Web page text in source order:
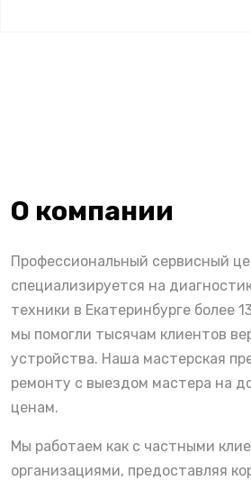
О компании
Профессиональный сервисный
специализируется на
техники в Екатеринбурге более
мы помогли тысячам клиентов
устройства. Наша мастерская
ремонту с выездом мастера на
ценам.
Мы работаем как с частными
организациями, предоставляя